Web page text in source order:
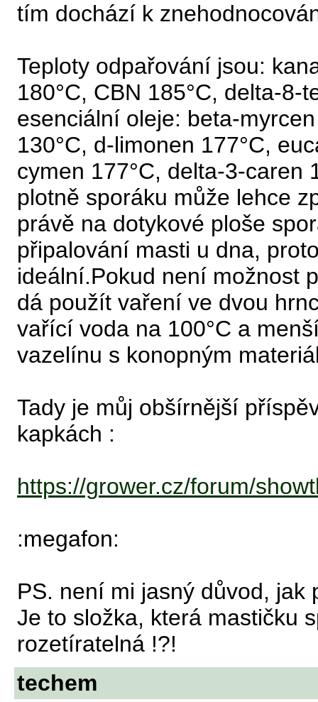
tím dochází k
Teploty odpařování jsou:
180°C, CBN 185°C, delta-8-
esenciální oleje: beta-
130°C, d-limonen 177°C,
cymen 177°C, delta-3-caren
plotně sporáku může lehce
právě na dotykové ploše
připalování masti u dna,
ideální.Pokud není možnost
dá použít vaření ve dvou
vařící voda na 100°C a
vazelínu s konopným
Tady je můj obšírnější
kapkách :
https://grower.cz/forum/
:megafon:
PS. není mi jasný důvod,
Je to složka, která mastičku
rozetíratelná !?!
techem